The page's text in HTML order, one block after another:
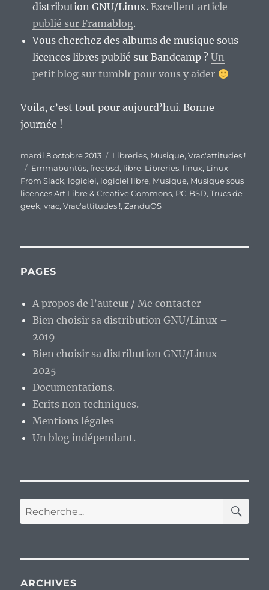
distribution GNU/Linux.Excellent article
publié sur Framablog.
Vous cherchez des albums de musique sous
licences libres publié sur Bandcamp ?Un
petit blog sur tumblr pour vous y aider
Voila, c’est tout pour aujourd’hui. Bonne
journée !
Publié
le
mardi 8 octobre 2013 Catégories
Libreries, Musique,Vrac'attitudes !
Étiquettes
Emmabuntüs,freebsd, libre, Libreries, linux, Linux
From Slack, logiciel, logiciel libre, Musique, Musique sous
licences Art Libre & Creative Commons, PC-BSD,Trucs de
geek,vrac,Vrac'attitudes !,ZanduOS
PAGES
A propos de l’auteur / Me contacter
Bien choisir sa distribution GNU/Linux –
2019
Bien choisir sa distribution GNU/Linux –
2025
Documentations.
Ecrits non techniques.
Mentions légales
Un blog indépendant.
Recherche
pour :
ARCHIVES